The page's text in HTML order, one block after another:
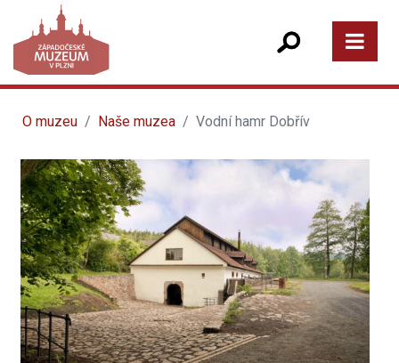
O muzeu Naše muzea Vodní hamr Dobřív